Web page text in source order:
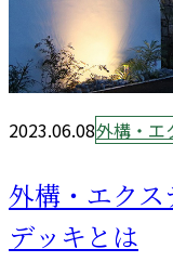
2023.06.08外構・エ
外構・エクス
デッキとは